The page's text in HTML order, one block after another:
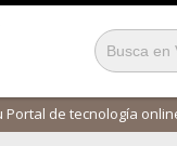
Portal de tecnología